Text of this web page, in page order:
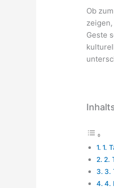
Ob
Geste
1.
2.
3.
4.